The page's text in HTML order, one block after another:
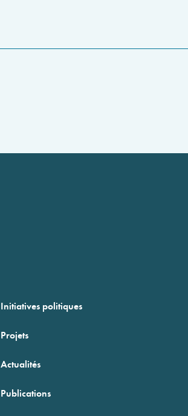
Initiatives politiques
Projets
Actualités
Publications